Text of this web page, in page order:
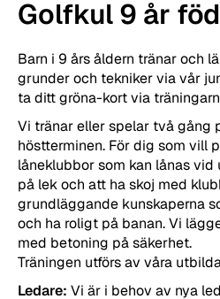
Golfkul 9 år
Barn i 9 års åldern tränar och
grunder och tekniker via vår
ta ditt gröna-kort via
Vi tränar eller spelar två gång
höstterminen. För dig som vill
låneklubbor som kan lånas
på lek och att ha skoj med
grundläggande kunskaperna
och ha roligt på banan. Vi
med betoning på säkerhet.
Träningen utförs av våra
Ledare: Vi är i behov av nya